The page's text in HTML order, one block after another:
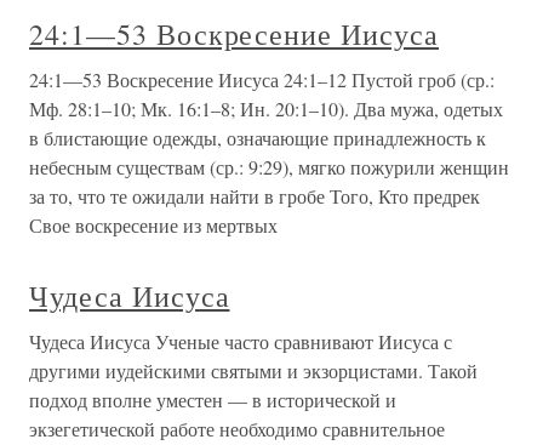
24:1—53 Воскресение Иисуса
24:1—53 Воскресение Иисуса 24:1–12 Пустой гроб (ср.:
Мф. 28:1–10; Мк. 16:1–8; Ин. 20:1–10). Два мужа, одетых
в блистающие одежды, означающие принадлежность к
небесным существам (ср.: 9:29), мягко пожурили женщин
за то, что те ожидали найти в гробе Того, Кто предрек
Свое воскресение из мертвых
Чудеса Иисуса
Чудеса Иисуса Ученые часто сравнивают Иисуса с
другими иудейскими святыми и экзорцистами. Такой
подход вполне уместен — в исторической и
экзегетической работе необходимо сравнительное